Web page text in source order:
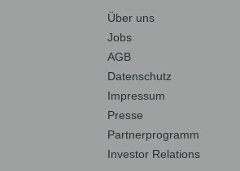
Über uns
Jobs
AGB
Datenschutz
Impressum
Presse
Partnerprogramm
Investor Relations